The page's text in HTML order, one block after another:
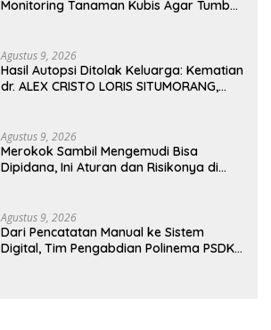
Monitoring Tanaman Kubis Agar Tumbuh
Agustus 9, 2026
Hasil Autopsi Ditolak Keluarga: Kematian
dr. ALEX CRISTO LORIS SITUMORANG,
Agustus 9, 2026
Merokok Sambil Mengemudi Bisa
Dipidana, Ini Aturan dan Risikonya di
Agustus 9, 2026
Dari Pencatatan Manual ke Sistem
Digital, Tim Pengabdian Polinema PSDKU